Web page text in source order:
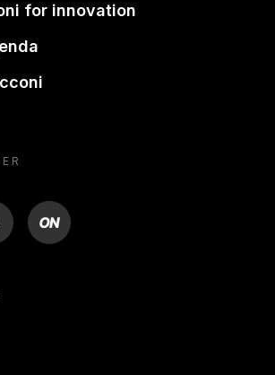
for innovation
ON